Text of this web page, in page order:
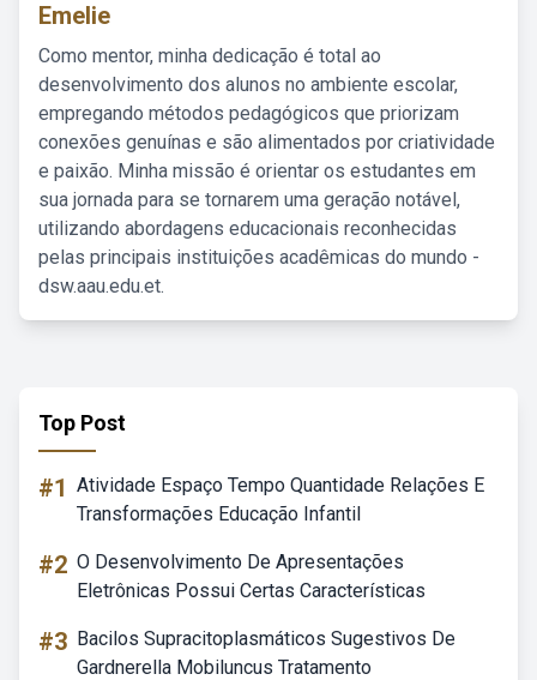
Emelie
Como mentor, minha dedicação é total ao
desenvolvimento dos alunos no ambiente escolar,
empregando métodos pedagógicos que priorizam
conexões genuínas e são alimentados por criatividade
e paixão. Minha missão é orientar os estudantes em
sua jornada para se tornarem uma geração notável,
utilizando abordagens educacionais reconhecidas
pelas principais instituições acadêmicas do mundo -
dsw.aau.edu.et.
Top Post
#1 Atividade Espaço Tempo Quantidade Relações E
Transformações Educação Infantil
#2 O Desenvolvimento De Apresentações
Eletrônicas Possui Certas Características
#3 Bacilos Supracitoplasmáticos Sugestivos De
Gardnerella Mobiluncus Tratamento